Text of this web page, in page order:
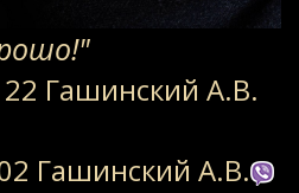
Гашинский А.В.
Гашинский А.В.